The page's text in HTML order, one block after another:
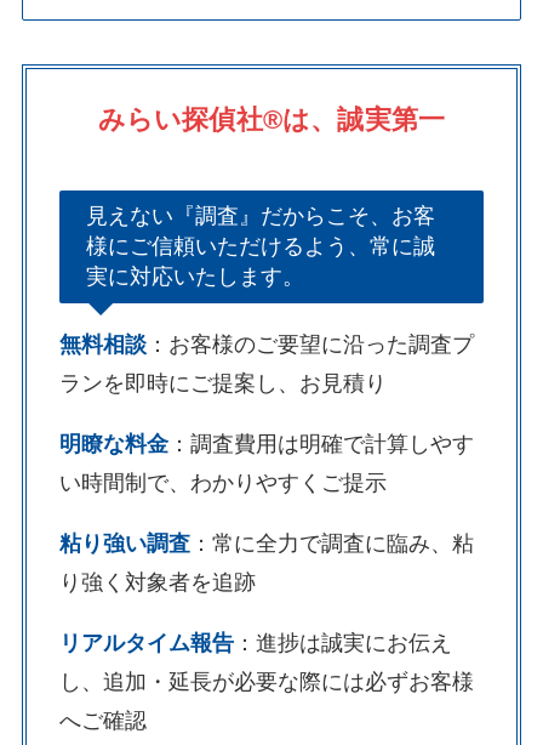
みらい探偵社®︎は、誠実第一
見えない『調査』だからこそ、お客
様にご信頼いただけるよう、常に誠
実に対応いたします。
無料相談：お客様のご要望に沿った調査プ
ランを即時にご提案し、お見積り
明瞭な料金：調査費用は明確で計算しやす
い時間制で、わかりやすくご提示
粘り強い調査：常に全力で調査に臨み、粘
り強く対象者を追跡
リアルタイム報告：進捗は誠実にお伝え
し、追加・延長が必要な際には必ずお客様
へご確認